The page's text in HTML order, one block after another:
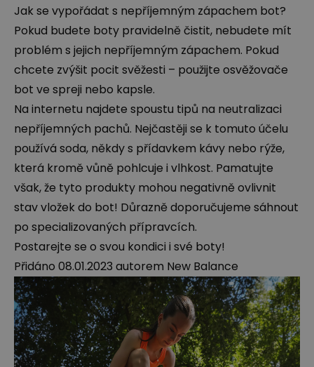
Jak se vypořádat s nepříjemným zápachem bot?
Pokud budete boty pravidelně čistit, nebudete mít
problém s jejich nepříjemným zápachem. Pokud
chcete zvýšit pocit svěžesti – použijte osvěžovače
bot ve spreji nebo kapsle.
Na internetu najdete spoustu tipů na neutralizaci
nepříjemných pachů. Nejčastěji se k tomuto účelu
používá soda, někdy s přídavkem kávy nebo rýže,
která kromě vůně pohlcuje i vlhkost. Pamatujte
však, že tyto produkty mohou negativně ovlivnit
stav vložek do bot! Důrazně doporučujeme sáhnout
po specializovaných přípravcích.
Postarejte se o svou kondici i své boty!
Přidáno 08.01.2023 autorem New Balance